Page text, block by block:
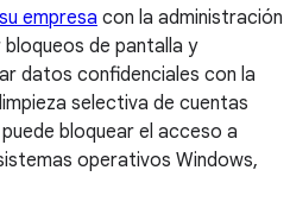
empresa con la administración
de pantalla y
datos confidenciales con la
selectiva de cuentas
bloquear el acceso a
operativos Windows,